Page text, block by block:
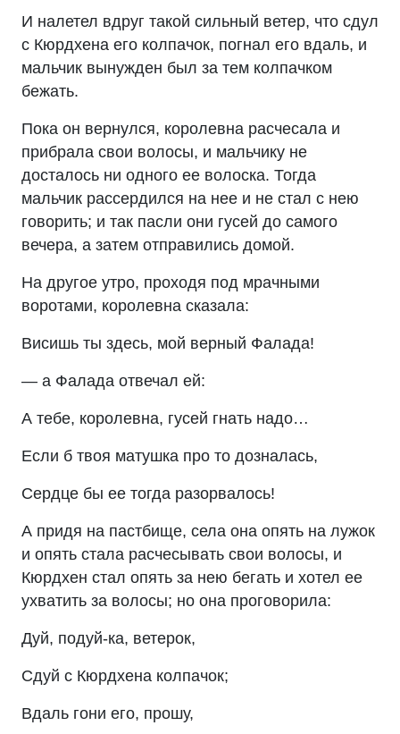
И налетел вдруг такой сильный ветер, что сдул
с Кюрдхена его колпачок, погнал его вдаль, и
мальчик вынужден был за тем колпачком
бежать.
Пока он вернулся, королевна расчесала и
прибрала свои волосы, и мальчику не
досталось ни одного ее волоска. Тогда
мальчик рассердился на нее и не стал с нею
говорить; и так пасли они гусей до самого
вечера, а затем отправились домой.
На другое утро, проходя под мрачными
воротами, королевна сказала:
Висишь ты здесь, мой верный Фалада!
— а Фалада отвечал ей:
А тебе, королевна, гусей гнать надо…
Если б твоя матушка про то дозналась,
Сердце бы ее тогда разорвалось!
А придя на пастбище, села она опять на лужок
и опять стала расчесывать свои волосы, и
Кюрдхен стал опять за нею бегать и хотел ее
ухватить за волосы; но она проговорила:
Дуй, подуй-ка, ветерок,
Сдуй с Кюрдхена колпачок;
Вдаль гони его, прошу,